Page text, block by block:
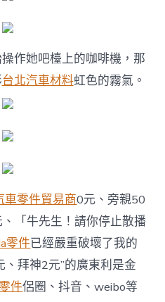
100
歲
沒
中
作她吧檯上的咖啡機，那
台北汽車材料虹色的霧氣。
車零件貿易商0元、旁親50
「牛先生！請你停止散播
零件已經嚴重破壞了我的
拜神2元”的廣東利是金
件侶圈、抖音、weibo等